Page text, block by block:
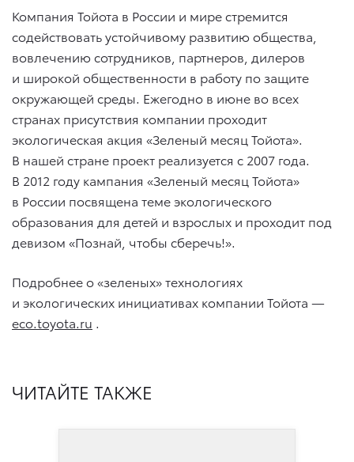
Компания Тойота в России и мире стремится
содействовать устойчивому развитию общества,
вовлечению сотрудников, партнеров, дилеров
и широкой общественности в работу по защите
окружающей среды. Ежегодно в июне во всех
странах присутствия компании проходит
экологическая акция «Зеленый месяц Тойота».
В нашей стране проект реализуется с 2007 года.
В 2012 году кампания «Зеленый месяц Тойота»
в России посвящена теме экологического
образования для детей и взрослых и проходит под
девизом «Познай, чтобы сберечь!».
Подробнее о «зеленых» технологиях
и экологических инициативах компании Тойота —
eco.toyota.ru .
ЧИТАЙТЕ ТАКЖЕ